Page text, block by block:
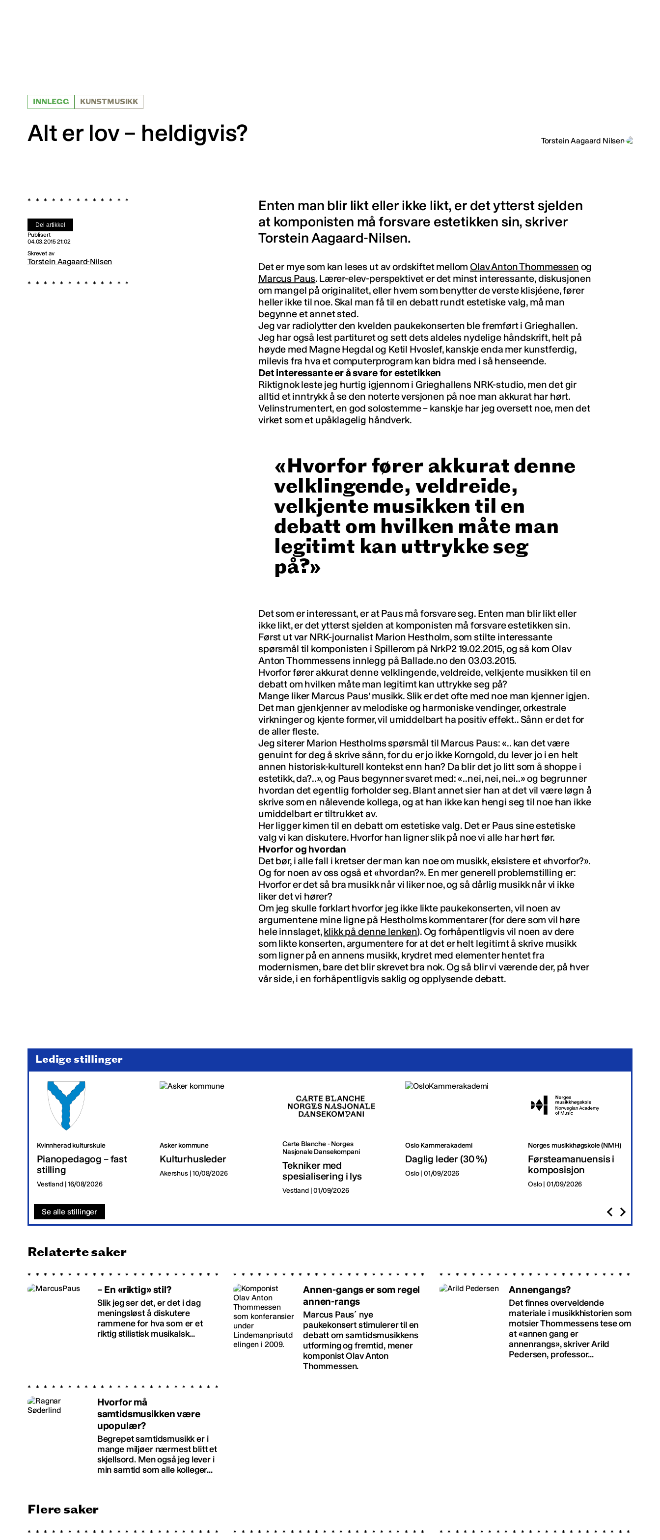
INNLEGG KUNSTMUSIKK
Alt er lov – heldigvis?
Del artikkel
Publisert
04.03.2015 21:02
Skrevet av
Torstein Aagaard-Nilsen
Enten man blir likt eller ikke likt, er det ytterst sjelden
at komponisten må forsvare estetikken sin, skriver
Torstein Aagaard-Nilsen.
Det er mye som kan leses ut av ordskiftet mellom Olav Anton Thommessen og
Marcus Paus. Lærer-elev-perspektivet er det minst interessante, diskusjonen
om mangel på originalitet, eller hvem som benytter de verste klisjéene, fører
heller ikke til noe. Skal man få til en debatt rundt estetiske valg, må man
begynne et annet sted.
Jeg var radiolytter den kvelden paukekonserten ble fremført i Grieghallen.
Jeg har også lest partituret og sett dets aldeles nydelige håndskrift, helt på
høyde med Magne Hegdal og Ketil Hvoslef, kanskje enda mer kunstferdig,
milevis fra hva et computerprogram kan bidra med i så henseende.
Det interessante er å svare for estetikken
Riktignok leste jeg hurtig igjennom i Grieghallens NRK-studio, men det gir
alltid et inntrykk å se den noterte versjonen på noe man akkurat har hørt.
Velinstrumentert, en god solostemme – kanskje har jeg oversett noe, men det
virket som et upåklagelig håndverk.
Hvorfor fører akkurat denne
velklingende, veldreide,
velkjente musikken til en
debatt om hvilken måte man
legitimt kan uttrykke seg
på?
Det som er interessant, er at Paus må forsvare seg. Enten man blir likt eller
ikke likt, er det ytterst sjelden at komponisten må forsvare estetikken sin.
Først ut var NRK-journalist Marion Hestholm, som stilte interessante
spørsmål til komponisten i Spillerom på NrkP2 19.02.2015, og så kom Olav
Anton Thommessens innlegg på Ballade.no den 03.03.2015.
Hvorfor fører akkurat denne velklingende, veldreide, velkjente musikken til en
debatt om hvilken måte man legitimt kan uttrykke seg på?
Mange liker Marcus Paus’ musikk. Slik er det ofte med noe man kjenner igjen.
Det man gjenkjenner av melodiske og harmoniske vendinger, orkestrale
virkninger og kjente former, vil umiddelbart ha positiv effekt.. Sånn er det for
de aller fleste.
Jeg siterer Marion Hestholms spørsmål til Marcus Paus: «.. kan det være
genuint for deg å skrive sånn, for du er jo ikke Korngold, du lever jo i en helt
annen historisk-kulturell kontekst enn han? Da blir det jo litt som å shoppe i
estetikk, da?..», og Paus begynner svaret med: «..nei, nei, nei..» og begrunner
hvordan det egentlig forholder seg. Blant annet sier han at det vil være løgn å
skrive som en nålevende kollega, og at han ikke kan hengi seg til noe han ikke
umiddelbart er tiltrukket av.
Her ligger kimen til en debatt om estetiske valg. Det er Paus sine estetiske
valg vi kan diskutere. Hvorfor han ligner slik på noe vi alle har hørt før.
Hvorfor og hvordan
Det bør, i alle fall i kretser der man kan noe om musikk, eksistere et «hvorfor?».
Og for noen av oss også et «hvordan?». En mer generell problemstilling er:
Hvorfor er det så bra musikk når vi liker noe, og så dårlig musikk når vi ikke
liker det vi hører?
Om jeg skulle forklart hvorfor jeg ikke likte paukekonserten, vil noen av
argumentene mine ligne på Hestholms kommentarer (for dere som vil høre
hele innslaget,klikk på denne lenken). Og forhåpentligvis vil noen av dere
som likte konserten, argumentere for at det er helt legitimt å skrive musikk
som ligner på en annens musikk, krydret med elementer hentet fra
modernismen, bare det blir skrevet bra nok. Og så blir vi værende der, på hver
vår side, i en forhåpentligvis saklig og opplysende debatt.
Ledige stillinger
Kvinnherad kulturskule
Pianopedagog – fast
stilling
Vestland | 16/08/2026
Asker kommune
Kulturhusleder
Akershus | 10/08/2026
Carte Blanche - Norges
Nasjonale Dansekompani
Tekniker med
spesialisering i lys
Vestland | 01/09/2026
Oslo Kammerakademi
Daglig leder (30 %)
Oslo | 01/09/2026
Norges musikkhøgskole (NMH)
Førsteamanuensis i
komposisjon
Oslo | 01/09/2026
Se alle stillinger
Relaterte saker
– En «riktig» stil?
Slik jeg ser det, er det i dag
meningsløst å diskutere
rammene for hva som er et
riktig stilistisk musikalsk...
Annen-gangs er som regel
annen-rangs
Marcus Paus´ nye
paukekonsert stimulerer til en
debatt om samtidsmusikkens
utforming og fremtid, mener
komponist Olav Anton
Thommessen.
Annengangs?
Det finnes overveldende
materiale i musikkhistorien som
motsier Thommessens tese om
at «annen gang er
annenrangs», skriver Arild
Pedersen, professor...
Hvorfor må
samtidsmusikken være
upopulær?
Begrepet samtidsmusikk er i
mange miljøer nærmest blitt et
skjellsord. Men også jeg lever i
min samtid som alle kolleger...
Flere saker